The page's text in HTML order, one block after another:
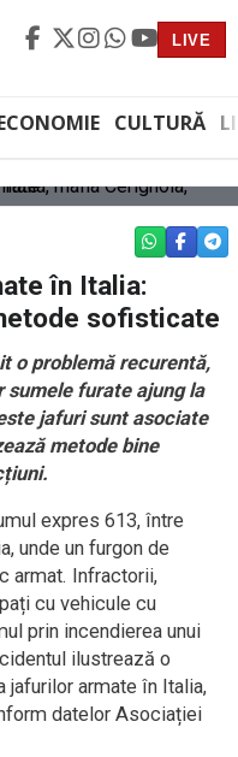
LIVE
CULTURĂ
WHATSAPP
în Italia:
sofisticate
o problemă recurentă,
sumele furate ajung la
jafuri sunt asociate
metode bine
expres 613, între
unde un furgon de
armat. Infractorii,
cu vehicule cu
prin incendierea unui
ilustrează o
jafurilor armate în Italia,
datelor Asociației